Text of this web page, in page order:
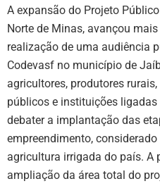
A expansão do Projeto
Norte de Minas, avançou
realização de uma audiência
Codevasf no município de
agricultores, produtores
públicos e instituições
debater a implantação das
empreendimento,
agricultura irrigada do país. A
ampliação da área total do